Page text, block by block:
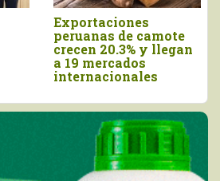
Exportaciones
peruanas de camote
crecen 20.3% y llegan
a 19 mercados
internacionales